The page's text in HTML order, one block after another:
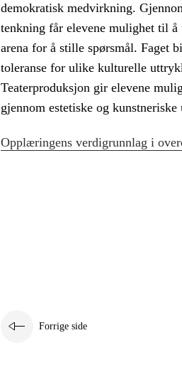
demokratisk medvirkning.
tenkning får elevene mulighet til
arena for å stille spørsmål. Faget
toleranse for ulike kulturelle
Teaterproduksjon gir elevene
gjennom estetiske og
Opplæringens verdigrunnlag i
Forrige side